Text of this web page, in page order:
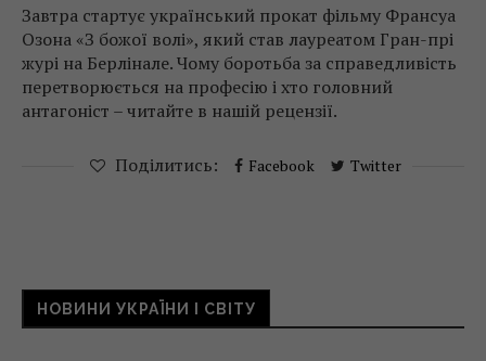
Завтра стартує український прокат фільму Франсуа
Озона «З божої волі», який став лауреатом Гран-прі
журі на Берлінале. Чому боротьба за справедливість
перетворюється на професію і хто головний
антагоніст – читайте в нашій рецензії.
Поділитись: Facebook Twitter
НОВИНИ УКРАЇНИ І СВІТУ